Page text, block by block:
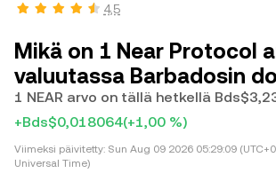
4,5
Mikä on 1 Near Protocol
valuutassa Barbadosin
1 NEAR arvo on tällä hetkellä
+Bds$0,018064(+1,00 %)
Viimeksi päivitetty: Sun Aug 09 2026 05:29:09
Universal Time)